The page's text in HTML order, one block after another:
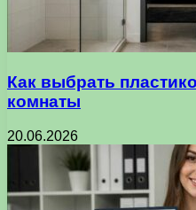
Как выбрать
комнаты
20.06.2026